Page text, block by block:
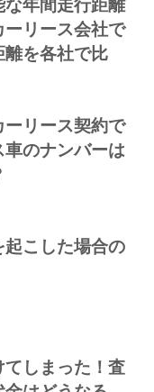
な年間走行距離
リース会社で
を各社で比
リース契約で
のナンバーは
起こした場合の
てしまった！査